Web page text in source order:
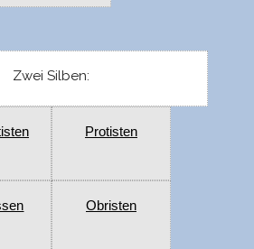
Zwei Silben:
Protisten
Obristen